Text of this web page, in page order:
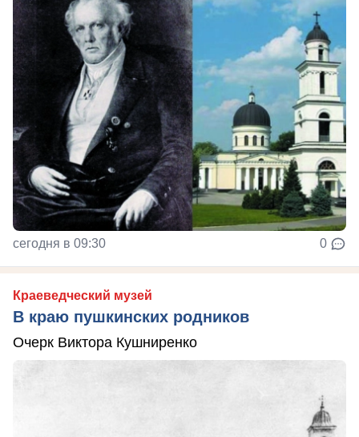
сегодня в 09:30 0
Краеведческий музей
В краю пушкинских родников
Очерк Виктора Кушниренко